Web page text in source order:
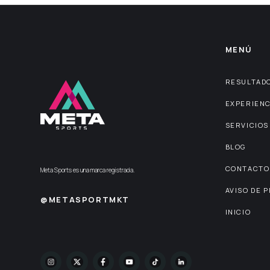
Meta Sports es una marca registrada.
@METASPORTMKT
MENÚ
SERVICIOS
BLOG
CONTACTO
AVISO DE
INICIO